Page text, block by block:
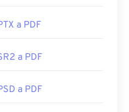
a PDF
a PDF
a PDF